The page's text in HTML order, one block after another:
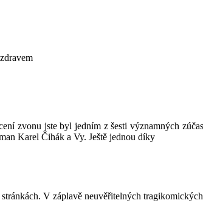
zvonu jste byl jedním z šesti významných
Karel Čihák a Vy. Ještě jednou díky
V záplavě neuvěřitelných